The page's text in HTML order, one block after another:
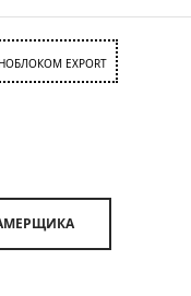
EXPORT
ЗАМЕРЩИКА